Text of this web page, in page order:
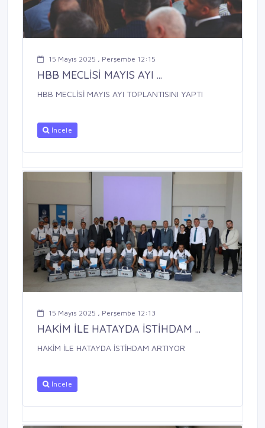
15 Mayıs 2025 , Perşembe 12:15
HBB MECLİSİ MAYIS AYI ...
HBB MECLİSİ MAYIS AYI TOPLANTISINI YAPTI
İncele
15 Mayıs 2025 , Perşembe 12:13
HAKİM İLE HATAYDA İSTİHDAM ...
HAKİM İLE HATAYDA İSTİHDAM ARTIYOR
İncele